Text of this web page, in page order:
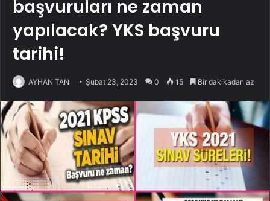
başvuruları ne zaman
yapılacak? YKS başvuru
tarihi!
AYHAN TAN Şubat 23, 2023 0 15 Bir dakikadan az